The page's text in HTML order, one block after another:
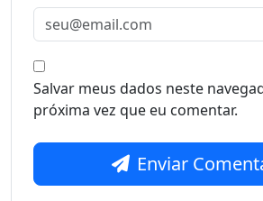
Salvar meus dados neste
próxima vez que eu comentar.
Enviar